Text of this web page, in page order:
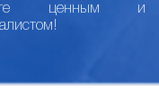
ценным и